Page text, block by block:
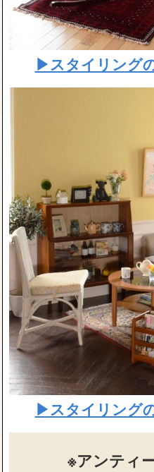
▶スタイリング
▶スタイリング
※アンティ